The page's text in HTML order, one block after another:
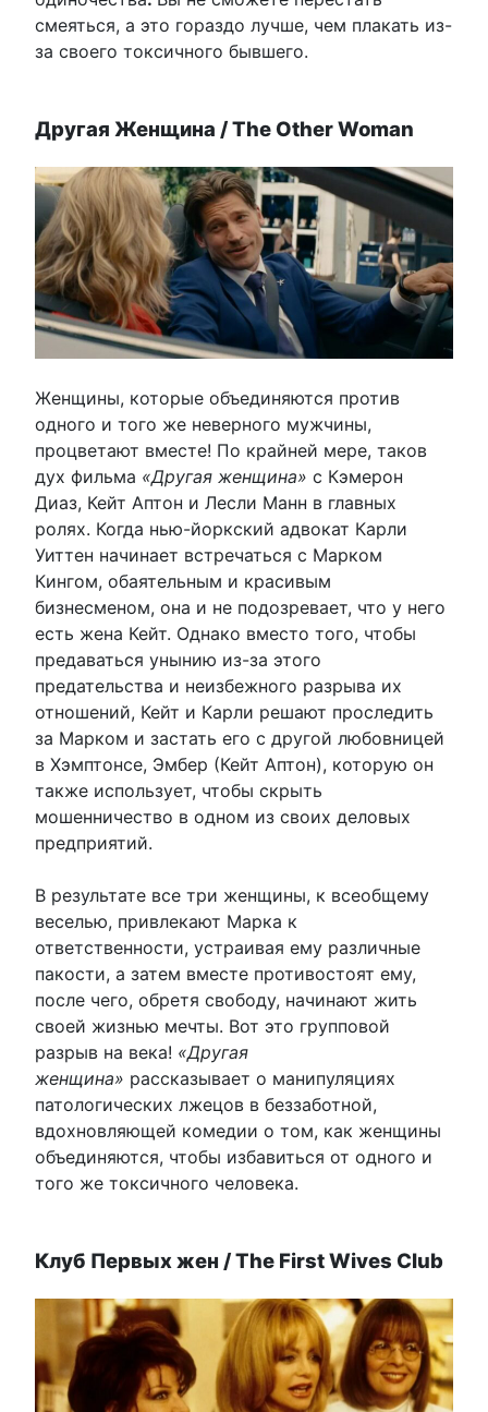
смеяться, а это гораздо лучше, чем плакать из-
за своего токсичного бывшего.
Другая Женщина / The Other Woman
Женщины, которые объединяются против
одного и того же неверного мужчины,
процветают вместе! По крайней мере, таков
дух фильма «Другая женщина» с Кэмерон
Диаз, Кейт Аптон и Лесли Манн в главных
ролях. Когда нью-йоркский адвокат Карли
Уиттен начинает встречаться с Марком
Кингом, обаятельным и красивым
бизнесменом, она и не подозревает, что у него
есть жена Кейт. Однако вместо того, чтобы
предаваться унынию из-за этого
предательства и неизбежного разрыва их
отношений, Кейт и Карли решают проследить
за Марком и застать его с другой любовницей
в Хэмптонсе, Эмбер (Кейт Аптон), которую он
также использует, чтобы скрыть
мошенничество в одном из своих деловых
предприятий.
В результате все три женщины, к всеобщему
веселью, привлекают Марка к
ответственности, устраивая ему различные
пакости, а затем вместе противостоят ему,
после чего, обретя свободу, начинают жить
своей жизнью мечты. Вот это групповой
разрыв на века! «Другая
женщина» рассказывает о манипуляциях
патологических лжецов в беззаботной,
вдохновляющей комедии о том, как женщины
объединяются, чтобы избавиться от одного и
того же токсичного человека.
Клуб Первых жен / The First Wives Club